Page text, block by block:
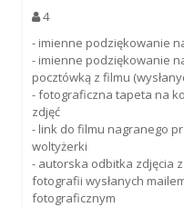
4
- imienne podziękowanie
- imienne podziękowanie
pocztówką z filmu
- fotograficzna tapeta na
zdjęć
- link do filmu nagranego
woltyżerki
- autorska odbitka zdjęcia
fotografii wysłanych
fotograficznym